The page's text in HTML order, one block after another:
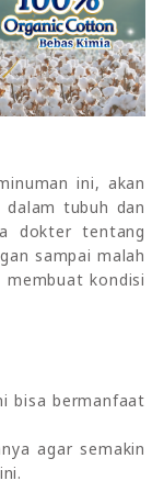
ini, akan
tubuh dan
dokter tentang
sampai malah
membuat kondisi
bisa bermanfaat
agar semakin